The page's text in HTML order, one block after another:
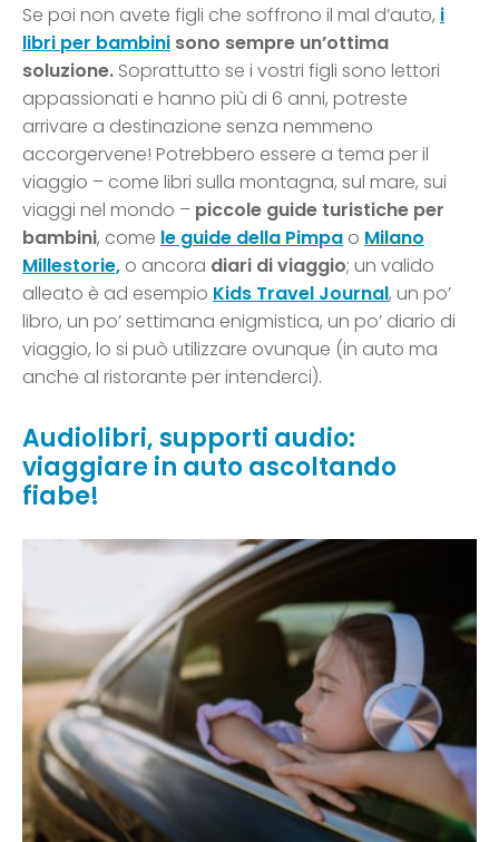
Se poi non avete figli che soffrono il mal d’auto, i
libri per bambini sono sempre un’ottima
soluzione. Soprattutto se i vostri figli sono lettori
appassionati e hanno più di 6 anni, potreste
arrivare a destinazione senza nemmeno
accorgervene! Potrebbero essere a tema per il
viaggio – come libri sulla montagna, sul mare, sui
viaggi nel mondo – piccole guide turistiche per
bambini, come le guide della Pimpa o Milano
Millestorie, o ancora diari di viaggio; un valido
alleato è ad esempio Kids Travel Journal, un po’
libro, un po’ settimana enigmistica, un po’ diario di
viaggio, lo si può utilizzare ovunque (in auto ma
anche al ristorante per intenderci).
Audiolibri, supporti audio:
viaggiare in auto ascoltando
fiabe!